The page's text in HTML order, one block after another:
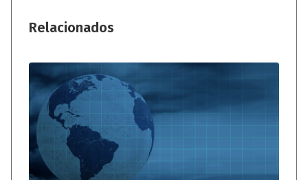
Relacionados